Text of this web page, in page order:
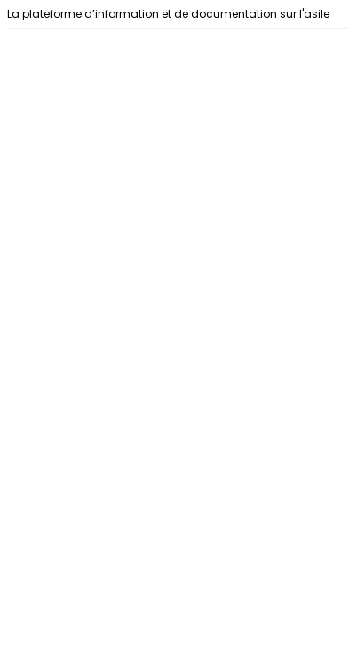
Aller au contenu
La plateforme d’information et de documentation sur l'asile